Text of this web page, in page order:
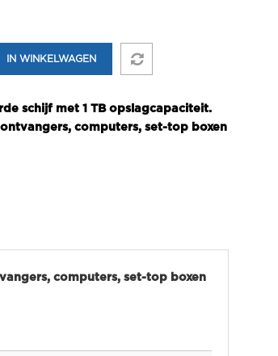
IN WINKELWAGEN
schijf met 1 TB opslagcapaciteit.
computers, set-top boxen
computers, set-top boxen